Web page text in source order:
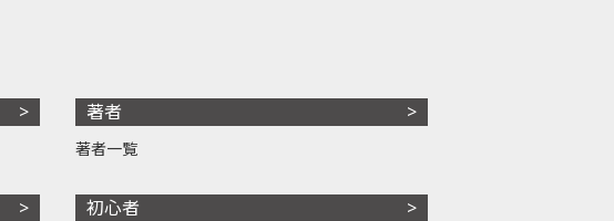
著者
著者一覧
初心者